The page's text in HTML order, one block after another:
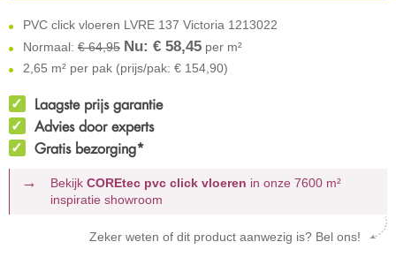
PVC click vloeren LVRE 137 Victoria 1213022
Normaal: € 64,95 Nu: € 58,45 per m²
2,65 m² per pak (prijs/pak: € 154,90)
Laagste prijs garantie
Advies door experts
Gratis bezorging*
Bekijk COREtec pvc click vloeren in onze 7600 m²
inspiratie showroom
Zeker weten of dit product aanwezig is? Bel ons!